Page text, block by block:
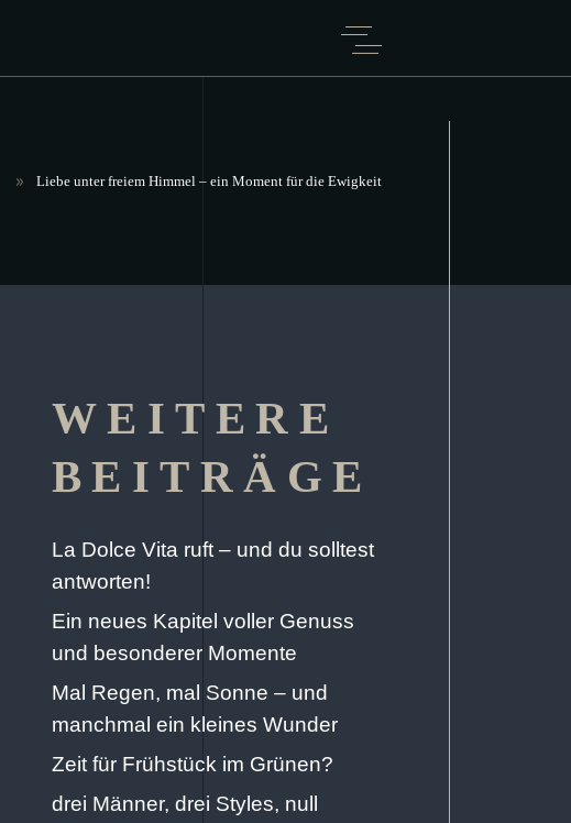
Liebe unter freiem Himmel – ein Moment für die Ewigkeit
WEITERE
BEITRÄGE
La Dolce Vita ruft – und du solltest
antworten!
Ein neues Kapitel voller Genuss
und besonderer Momente
Mal Regen, mal Sonne – und
manchmal ein kleines Wunder
Zeit für Frühstück im Grünen?
drei Männer, drei Styles, null